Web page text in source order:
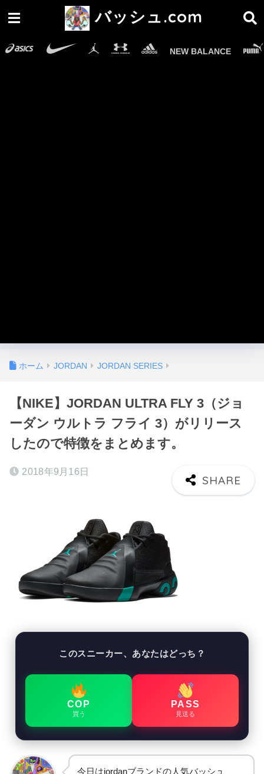
バッシュ.com
NEW BALANCE
ホーム JORDAN JORDAN SERIES
【NIKE】JORDAN ULTRA FLY 3（ジョ
ーダン ウルトラ フライ 3）がリリース
したので特徴をまとめます。
2018年9月16日
このスニーカー、あなたはどっち？
COP
買う
PASS
見送る
今日はjordanブランドの人気バッシュ